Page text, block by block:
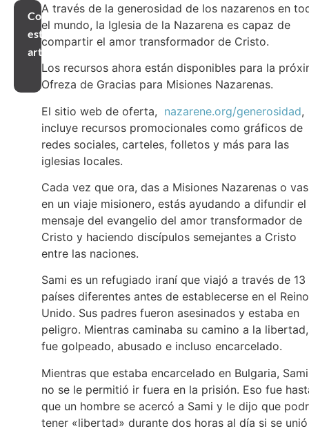
Compartir
este
artículo
A través de la generosidad de los nazarenos en
el mundo, la Iglesia de la Nazarena es capaz de
compartir el amor transformador de Cristo.
Los recursos ahora están disponibles para la
Ofreza de Gracias para Misiones Nazarenas.
El sitio web de oferta, nazarene.org/generosidad,
incluye recursos promocionales como gráficos de
redes sociales, carteles, folletos y más para las
iglesias locales.
Cada vez que ora, das a Misiones Nazarenas o vas
en un viaje misionero, estás ayudando a difundir el
mensaje del evangelio del amor transformador de
Cristo y haciendo discípulos semejantes a Cristo
entre las naciones.
Sami es un refugiado iraní que viajó a través de 13
países diferentes antes de establecerse en el Reino
Unido. Sus padres fueron asesinados y estaba en
peligro. Mientras caminaba su camino a la libertad,
fue golpeado, abusado e incluso encarcelado.
Mientras que estaba encarcelado en Bulgaria, Sami
no se le permitió ir fuera en la prisión. Eso fue
que un hombre se acercó a Sami y le dijo que
tener «libertad» durante dos horas al día si se